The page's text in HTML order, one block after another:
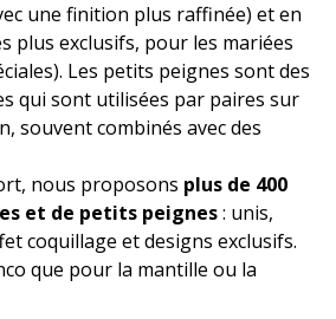
une finition plus raffinée) et en
plus exclusifs, pour les mariées
Les petits peignes sont des
qui sont utilisées par paires sur
souvent combinés avec des
nous proposons plus de 400
et de petits peignes: unis,
coquillage et designs exclusifs.
que pour la mantille ou la